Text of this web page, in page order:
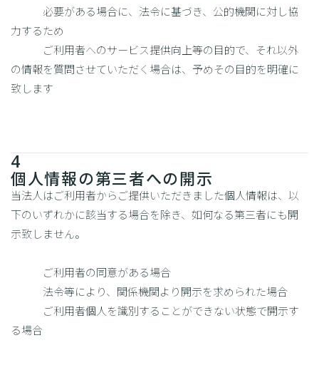
必要がある場合に、法令に基づき、公的機関に対し協
力するため
ご利用者へのサービス提供向上等の目的で、それ以外
の情報を質問させていただく場合は、予めその目的を明確に
致します
4
個人情報の第三者への開示
当法人はご利用者からご提供いただきました個人情報は、以
下のいずれかに該当する場合を除き、如何なる第三者にも開
示致しません。
ご利用者の同意がある場合
法令等により、関係機関より開示を求められた場合
ご利用者個人を識別することができない状態で開示す
る場合